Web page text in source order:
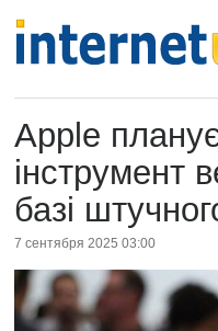
Apple
інструмент
базі
7 сентября 2025 03:00